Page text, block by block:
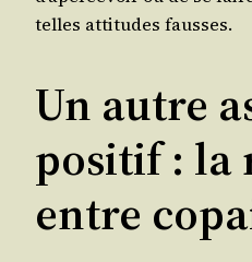
telles atti­tudes fausses.
Un autre
positif : la
entre